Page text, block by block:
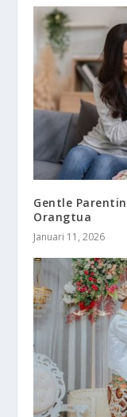
Gentle
Orangtua
Januari 11, 2026